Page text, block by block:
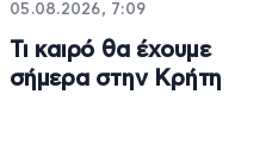
05.08.2026, 7:09
Τι καιρό θα έχουμε
σήμερα στην Κρήτη